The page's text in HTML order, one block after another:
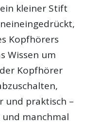
kleiner Stift
Kopfhörers
Wissen um
Kopfhörer
und praktisch –
manchmal